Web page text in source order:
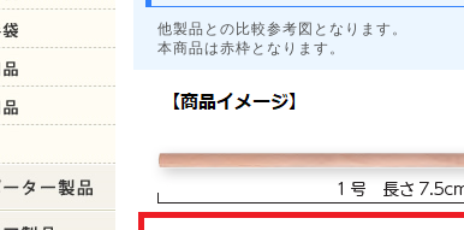
他製品との比較参考図となります。
本商品は赤枠となります。
お買い物を続ける